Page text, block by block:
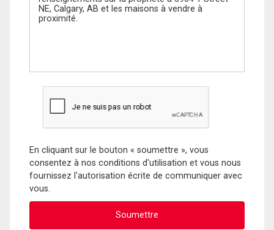
En cliquant sur le bouton « soumettre », vous
consentez à nos conditions d'utilisation et vous nous
fournissez l'autorisation écrite de communiquer avec
vous.